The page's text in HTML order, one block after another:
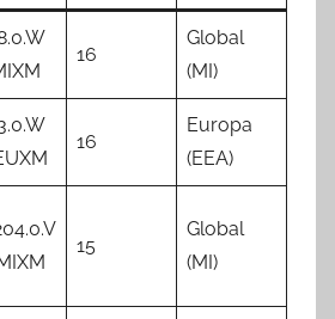
16
Global
(MI)
16
Europa
(EEA)
15
Global
(MI)